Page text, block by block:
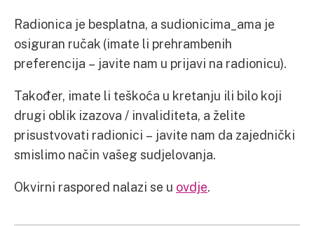
Radionica je besplatna, a sudionicima_ama je
osiguran ručak (imate li prehrambenih
preferencija – javite nam u prijavi na radionicu).
Također, imate li teškoća u kretanju ili bilo koji
drugi oblik izazova / invaliditeta, a želite
prisustvovati radionici – javite nam da zajednički
smislimo način vašeg sudjelovanja.
Okvirni raspored nalazi se u ovdje.